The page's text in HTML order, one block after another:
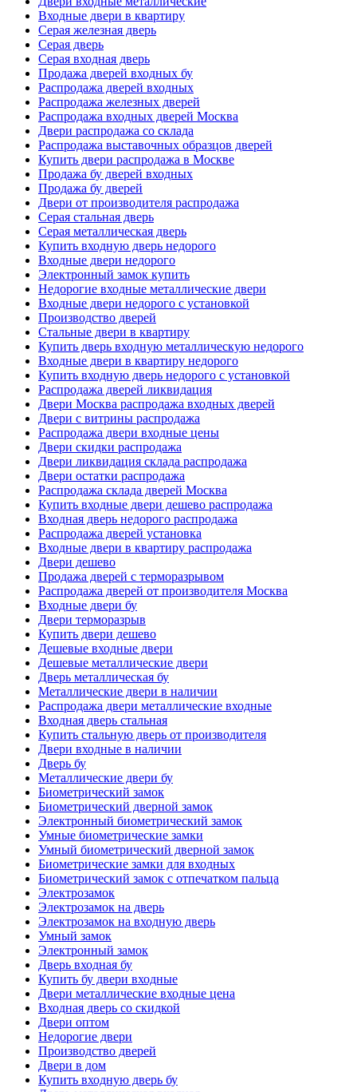
Входные двери в квартиру
Серая железная дверь
Серая дверь
Серая входная дверь
Продажа дверей входных бу
Распродажа дверей входных
Распродажа железных дверей
Распродажа входных дверей Москва
Двери распродажа со склада
Распродажа выставочных образцов дверей
Купить двери распродажа в Москве
Продажа бу дверей входных
Продажа бу дверей
Двери от производителя распродажа
Серая стальная дверь
Серая металлическая дверь
Купить входную дверь недорого
Входные двери недорого
Электронный замок купить
Недорогие входные металлические двери
Входные двери недорого с установкой
Производство дверей
Стальные двери в квартиру
Купить дверь входную металлическую недорого
Входные двери в квартиру недорого
Купить входную дверь недорого с установкой
Распродажа дверей ликвидация
Двери Москва распродажа входных дверей
Двери с витрины распродажа
Распродажа двери входные цены
Двери скидки распродажа
Двери ликвидация склада распродажа
Двери остатки распродажа
Распродажа склада дверей Москва
Купить входные двери дешево распродажа
Входная дверь недорого распродажа
Распродажа дверей установка
Входные двери в квартиру распродажа
Двери дешево
Продажа дверей с терморазрывом
Распродажа дверей от производителя Москва
Входные двери бу
Двери терморазрыв
Купить двери дешево
Дешевые входные двери
Дешевые металлические двери
Дверь металлическая бу
Металлические двери в наличии
Распродажа двери металлические входные
Входная дверь стальная
Купить стальную дверь от производителя
Двери входные в наличии
Дверь бу
Металлические двери бу
Биометрический замок
Биометрический дверной замок
Электронный биометрический замок
Умные биометрические замки
Умный биометрический дверной замок
Биометрические замки для входных
Биометрический замок с отпечатком пальца
Электрозамок
Электрозамок на дверь
Электрозамок на входную дверь
Умный замок
Электронный замок
Дверь входная бу
Купить бу двери входные
Двери металлические входные цена
Входная дверь со скидкой
Двери оптом
Недорогие двери
Производство дверей
Двери в дом
Купить входную дверь бу